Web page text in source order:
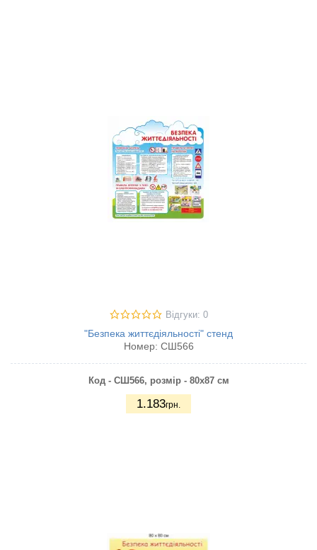
Відгуки: 0
"Безпека життєдіяльності" стенд
Номер: СШ566
Код - СШ566, розмір - 80х87 см
1.183грн.